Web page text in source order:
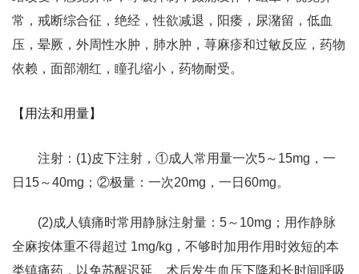
常，戒断综合征，绝经，性欲减退，阳痿，尿潴留，低血
压，晕厥，外周性水肿，肺水肿，荨麻疹和过敏反应，药物
依赖，面部潮红，瞳孔缩小，药物耐受。
【用法和用量】
注射：(1)皮下注射，①成人常用量一次5～15mg，一
日15～40mg；②极量：一次20mg，一日60mg。
(2)成人镇痛时常用静脉注射量：5～10mg；用作静脉
全麻按体重不得超过 1mg/kg，不够时加用作用时效短的本
类镇痛药，以免苏醒迟延、术后发生血压下降和长时间呼吸